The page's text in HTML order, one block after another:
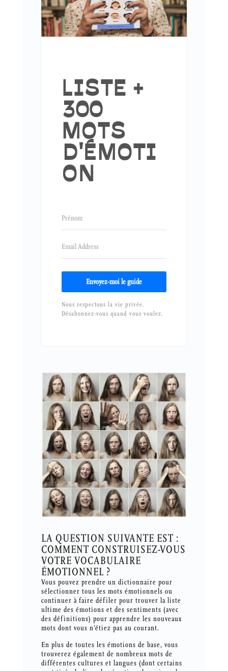
LISTE +
300
MOTS
D'ÉMOTI
ON
Envoyez-moi le guide
Nous respectons la vie privée.
Désabonnez-vous quand vous voulez.
LA QUESTION SUIVANTE EST :
COMMENT CONSTRUISEZ-VOUS
VOTRE VOCABULAIRE
ÉMOTIONNEL ?
Vous pouvez prendre un dictionnaire pour
sélectionner tous les mots émotionnels ou
continuer à faire défiler pour trouver la liste
ultime des émotions et des sentiments (avec
des définitions) pour apprendre les nouveaux
mots dont vous n’étiez pas au courant.
En plus de toutes les émotions de base, vous
trouverez également de nombreux mots de
différentes cultures et langues (dont certains